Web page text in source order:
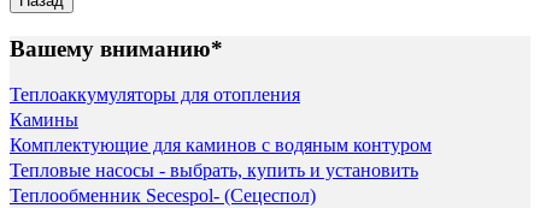
Вашему вниманию*
Теплоаккумуляторы для отопления
Камины
Комплектующие для каминов с водяным контуром
Тепловые насосы - выбрать, купить и установить
Теплообменник Secespol- (Сецеспол)